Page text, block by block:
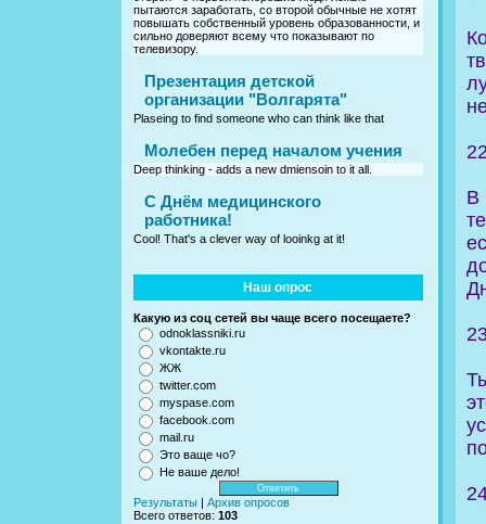
пытаются заработать, со второй обычные не хотят
повышать собственный уровень образованности, и
сильно доверяют всему что показывают по
телевизору.
Презентация детской
организации "Волгарята"
Plaseing to find someone who can think like that
Молебен перед началом учения
Deep thinking - adds a new dmiensoin to it all.
C Днём медицинского
работника!
Cool! That's a clever way of looinkg at it!
Наш опрос
Какую из соц сетей вы чаще всего посещаете?
odnoklassniki.ru
vkontakte.ru
ЖЖ
twitter.com
myspase.com
facebook.com
mail.ru
Это ваще чо?
Не ваше дело!
Результаты
Архив опросов
Всего ответов: 103
В